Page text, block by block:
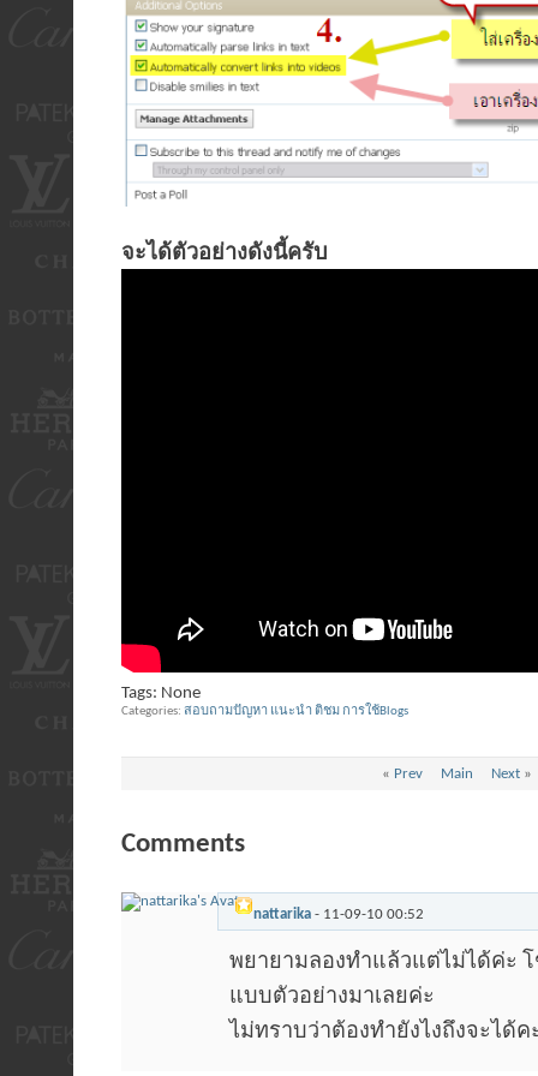
จะได้ตัวอย่างดังนี้ครับ
Tags: None
Categories สอบถามปัญหา แนะนำ ติชม การใช้Blogs
« Prev Main Next»
Comments
nattarika- 11-09-10 00:52
พยายามลองทำแล้วแต่ไม่ได้ค่ะ
แบบตัวอย่างมาเลยค่ะ
ไม่ทราบว่าต้องทำยังไงถึงจะได้ค